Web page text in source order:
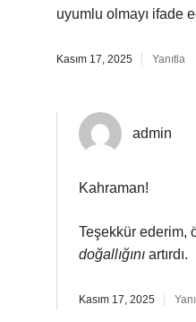
uyumlu olmayı ifade
Kasım 17, 2025 Yanıtla
admin
Kahraman!
Teşekkür ederim,
doğallığını artırdı.
Kasım 17, 2025